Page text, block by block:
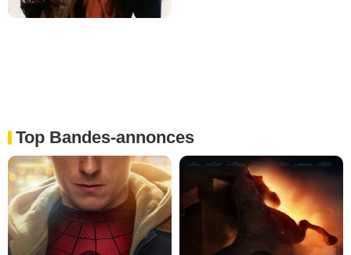
Top Bandes-annonces